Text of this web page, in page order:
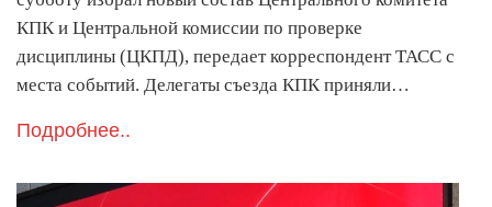
КПК и Центральной комиссии по проверке
дисциплины (ЦКПД), передает корреспондент ТАСС с
места событий. Делегаты съезда КПК приняли…
Подробнее..